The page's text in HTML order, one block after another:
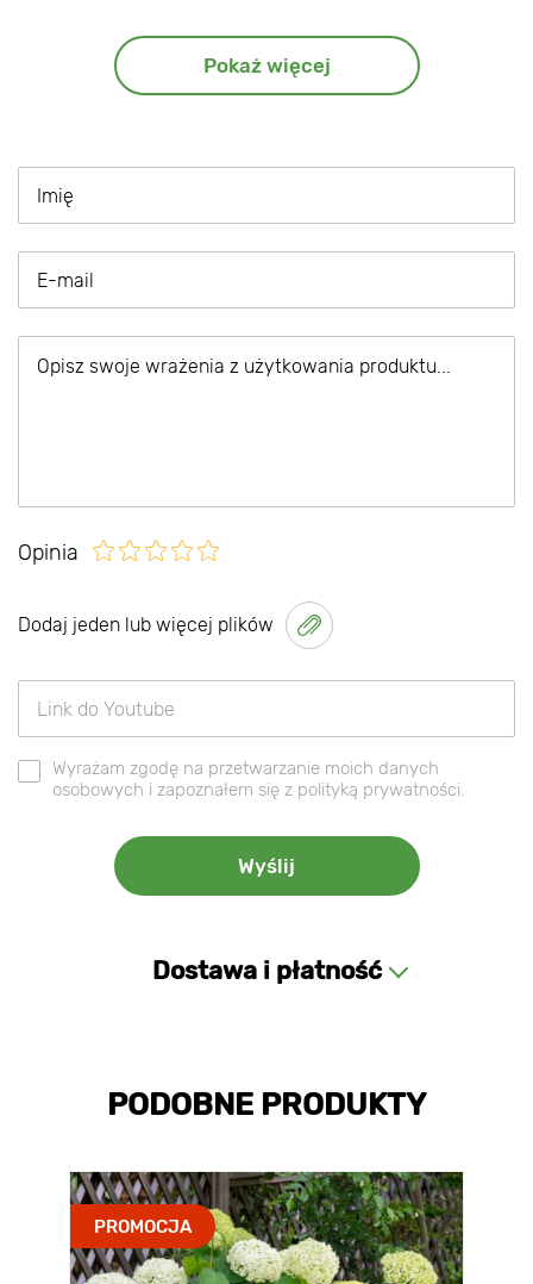
Pokaż więcej
Opinia
Dodaj jeden lub więcej plików
Wyrażam zgodę na przetwarzanie moich danych
osobowych i zapoznałem się z polityką prywatności.
Dostawa i płatność
PODOBNE PRODUKTY
PROMOCJA